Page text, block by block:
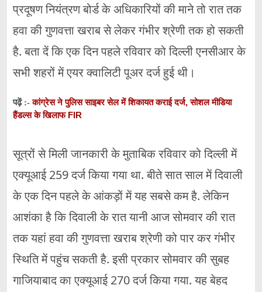
प्रदूषण नियंत्रण बोर्ड के अधिकारियों की माने तो रात तक
हवा की गुणवत्ता खराब से लेकर गंभीर श्रेणी तक हो सकती
है. बता दें कि एक दिन पहले रविवार को दिल्ली एनसीआर के
सभी शहरों में एयर क्वालिटी पूअर दर्ज हुई थी।
पढ़ें :-कांग्रेस ने पुलिस साइबर सेल में शिकायत कराई दर्ज, सोशल मीडिया
हैंडल्स के खिलाफ FIR
सूत्रों से मिली जानकारी के मुताबिक रविवार को दिल्ली में
एक्यूआई 259 दर्ज किया गया था. बीते सात साल में दिवाली
के एक दिन पहले के आंकड़ों में यह सबसे कम है. लेकिन
आशंका है कि दिवाली के रात यानी आज सोमवार की रात
तक यहां हवा की गुणवत्ता खराब श्रेणी को पार कर गंभीर
स्थिति में पहुंच सकती है. इसी प्रकार सोमवार की सुबह
गाजियाबाद का एक्यूआई 270 दर्ज किया गया. यह बेहद